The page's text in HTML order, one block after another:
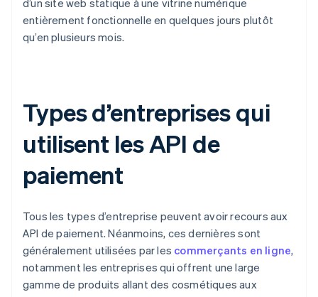
d’un site web statique à une vitrine numérique
entièrement fonctionnelle en quelques jours plutôt
qu’en plusieurs mois.
Types d’entreprises qui
utilisent les API de
paiement
Tous les types d’entreprise peuvent avoir recours aux
API de paiement. Néanmoins, ces dernières sont
généralement utilisées par les commerçants en ligne,
notamment les entreprises qui offrent une large
gamme de produits allant des cosmétiques aux